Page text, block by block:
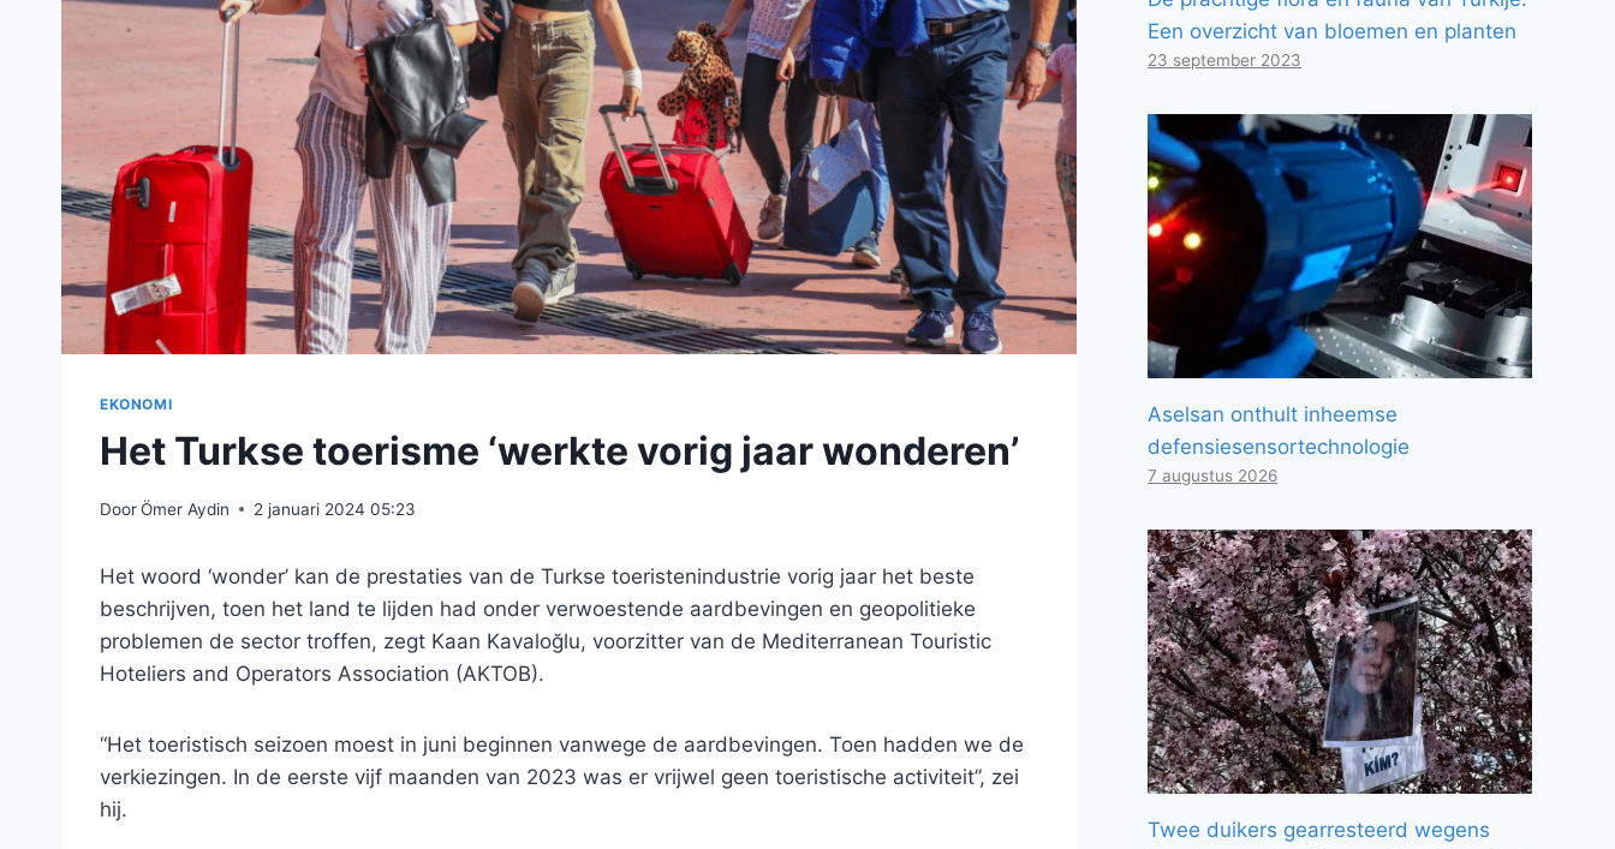
EKONOMI
Het Turkse toerisme ‘werkte vorig jaar wonderen’
DoorÖmer Aydin 2 januari 2024 05:23
Het woord ‘wonder’ kan de prestaties van de Turkse toeristenindustrie vorig jaar het beste
beschrijven, toen het land te lijden had onder verwoestende aardbevingen en geopolitieke
problemen de sector troffen, zegt Kaan Kavaloğlu, voorzitter van de Mediterranean Touristic
Hoteliers and Operators Association (AKTOB).
“Het toeristisch seizoen moest in juni beginnen vanwege de aardbevingen. Toen hadden we de
verkiezingen. In de eerste vijf maanden van 2023 was er vrijwel geen toeristische activiteit”, zei
hij.
Een overzicht van bloemen en planten
23 september 2023
Aselsan onthult inheemse
defensiesensortechnologie
7 augustus 2026
Twee duikers gearresteerd wegens